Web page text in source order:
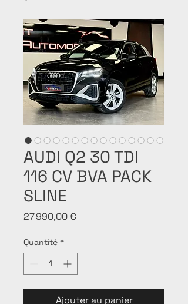
AUDI Q2 30 TDI
116 CV BVA PACK
SLINE
27 990,00 €
Quantité *
Ajouter au panier